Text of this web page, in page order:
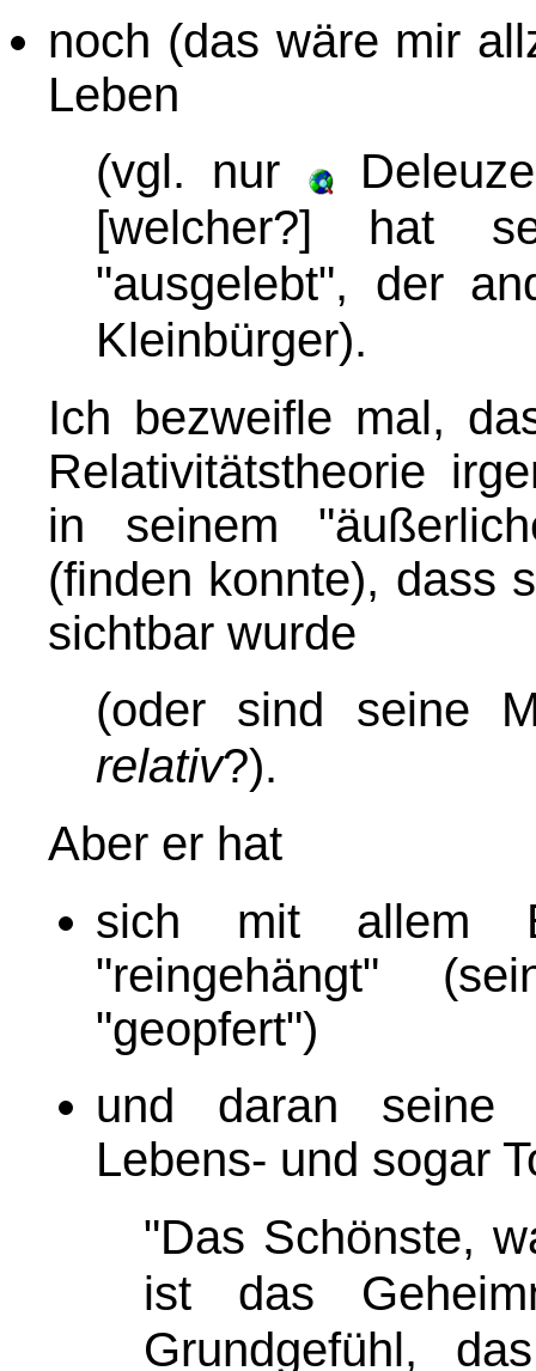
noch (das wäre mir
Leben
(vgl. nur
[welcher?] hat
"ausgelebt", der
Kleinbürger).
Ich bezweifle mal,
Relativitätstheorie
in seinem
(finden konnte), dass
sichtbar wurde
(oder sind seine
relativ?).
Aber er hat
sich mit allem
"reingehängt"
"geopfert")
und daran seine
Lebens- und sogar
"Das Schönste,
ist das
Grundgefühl,